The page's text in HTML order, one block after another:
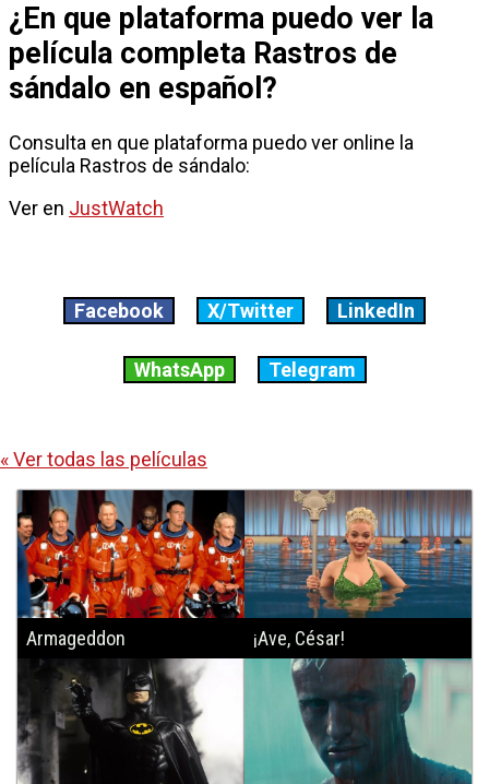
¿En que plataforma puedo ver la
película completa Rastros de
sándalo en español?
Consulta en que plataforma puedo ver online la
película Rastros de sándalo:
Ver en JustWatch
Facebook X/Twitter LinkedIn
WhatsApp Telegram
« Ver todas las películas
Armageddon ¡Ave, César!